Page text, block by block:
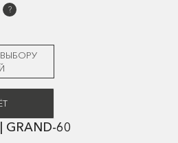
?
60